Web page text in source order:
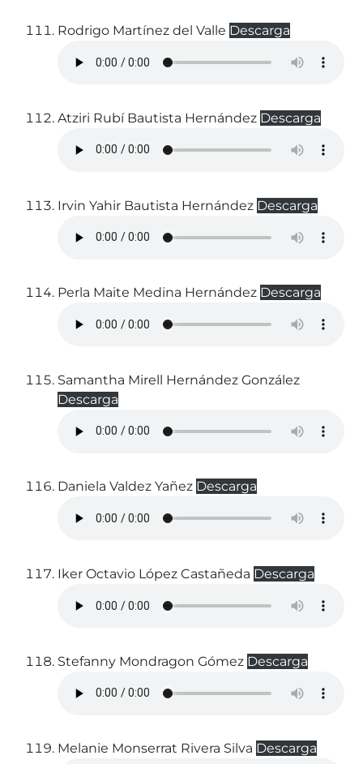
Rodrigo Martínez del Valle Descarga
Atziri Rubí Bautista Hernández Descarga
Irvin Yahir Bautista Hernández Descarga
Perla Maite Medina Hernández Descarga
Samantha Mirell Hernández González
Descarga
Daniela Valdez Yañez Descarga
Iker Octavio López Castañeda Descarga
Stefanny Mondragon Gómez Descarga
Melanie Monserrat Rivera Silva Descarga